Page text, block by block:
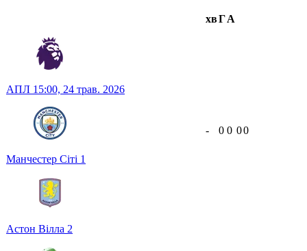
хвГА
АПЛ 15:00, 24 трав. 2026
Манчестер Сіті 1
Астон Вілла 2
- 0 0 00